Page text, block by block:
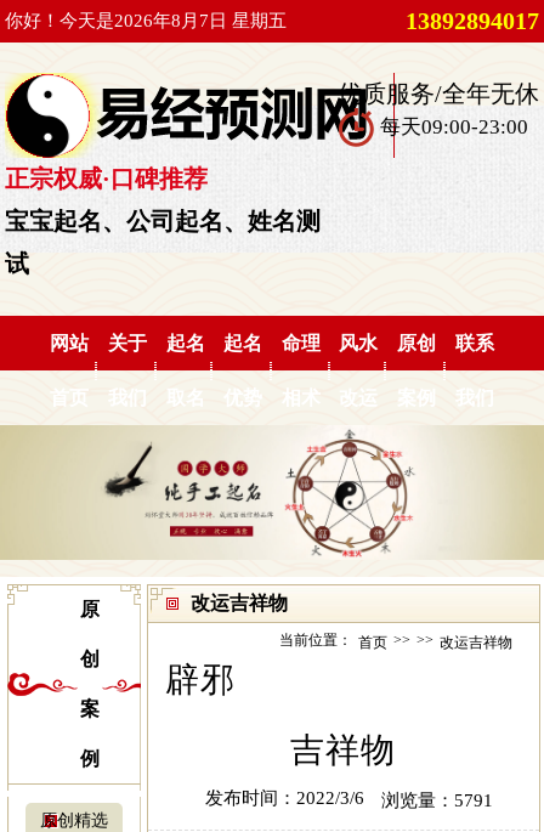
你好！今天是2026年8月7日 星期五 13892894017
正宗权威·口碑推荐
宝宝起名、公司起名、姓名测
试
优质服务/全年无休
每天09:00-23:00
网站
首页
关于
我们
起名
取名
起名
优势
命理
相术
风水
改运
原创
案例
联系
我们
原
创
案
例
原创精选
改运吉祥物
当前位置： 首页 >> >> 改运吉祥物
辟邪
吉祥物
发布时间：2022/3/6 浏览量：5791